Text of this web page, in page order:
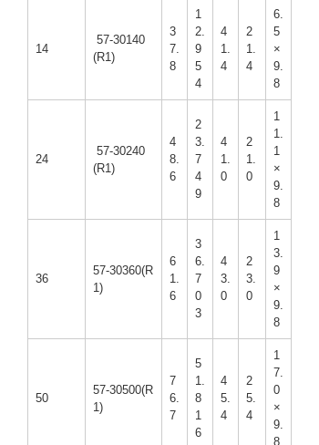
14
57-30140
(R1)
3
7.
8
1
2.
9
5
4
4
1.
4
2
1.
4
6.
5
×
9.
8
24
57-30240
(R1)
4
8.
6
2
3.
7
4
9
4
1.
0
2
1.
0
1
1.
1
×
9.
8
36
57-30360(R
1)
6
1.
6
3
6.
7
0
3
4
3.
0
2
3.
0
1
3.
9
×
9.
8
50
57-30500(R
1)
7
6.
7
5
1.
8
1
6
4
5.
4
2
5.
4
1
7.
0
×
9.
8